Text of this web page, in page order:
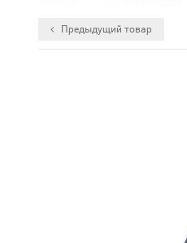
Предыдущий товар